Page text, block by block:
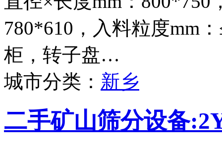
780*610，入料粒度mm
柜，转子盘…
城市分类： 新乡
二手矿山筛分设备